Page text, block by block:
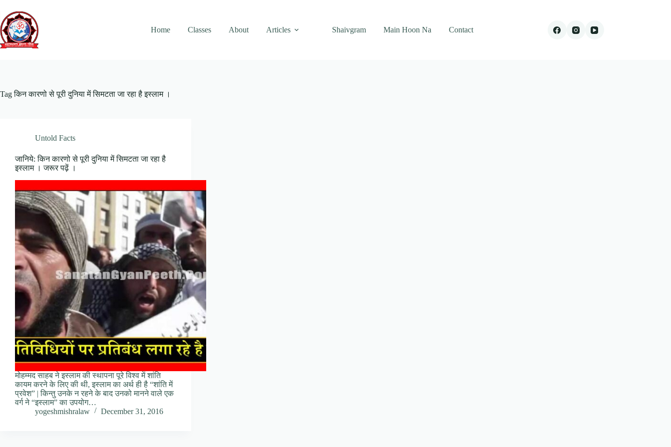
content
Home
Classes About Articles Shaivgram Main Hoon Na Contact
Tagकिन कारणो से पूरी दुनिया में सिमटता जा रहा है इस्लाम ।
Untold Facts
जानिये: किन कारणो से पूरी दुनिया में सिमटता जा रहा है
इस्लाम । जरूर पढ़ें ।
मोहम्मद साहब ने इस्लाम की स्थापना पूरे विश्व में शांति
कायम करने के लिए की थी, इस्लाम का अर्थ ही है “शांति में
प्रवेश” | किन्तु उनके न रहने के बाद उनको मानने वाले एक
वर्ग ने “इस्लाम” का उपयोग…
yogeshmishralaw
December 31, 2016